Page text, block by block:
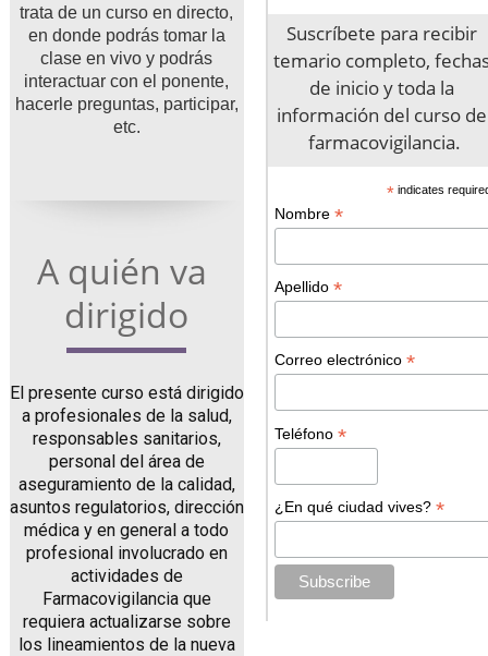
trata de un curso en directo,
en donde podrás tomar la
clase en vivo y podrás
interactuar con el ponente,
hacerle preguntas, participar,
etc.
A quién va
dirigido
El presente curso está dirigido
a profesionales de la salud,
responsables sanitarios,
personal del área de
aseguramiento de la calidad,
asuntos regulatorios, dirección
médica y en general a todo
profesional involucrado en
actividades de
Farmacovigilancia que
requiera actualizarse sobre
los lineamientos de la nueva
Suscríbete para recibir
temario completo,
de inicio y toda la
información del curso de
farmacovigilancia.
*indicates
Nombre*
Apellido*
Correo electrónico*
Teléfono*
¿En qué ciudad vives?*